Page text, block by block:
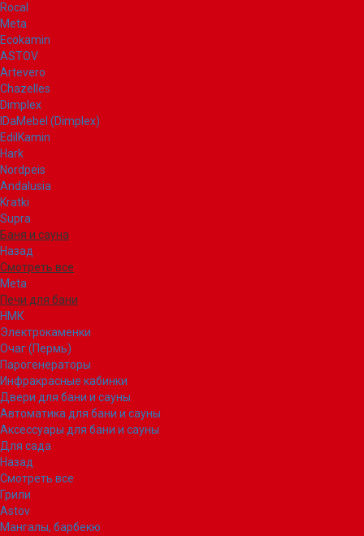
Rocal
Meta
Ecokamin
ASTOV
Artevero
Chazelles
Dimplex
IDaMebel (Dimplex)
EdilKamin
Hark
Nordpeis
Andalusia
Kratki
Supra
Баня и сауна
Назад
Смотреть все
Meta
Печи для бани
НМК
Электрокаменки
Очаг (Пермь)
Парогенераторы
Инфракрасные кабинки
Двери для бани и сауны
Автоматика для бани и сауны
Аксессуары для бани и сауны
Для сада
Назад
Смотреть все
Грили
Astov
Мангалы, барбекю